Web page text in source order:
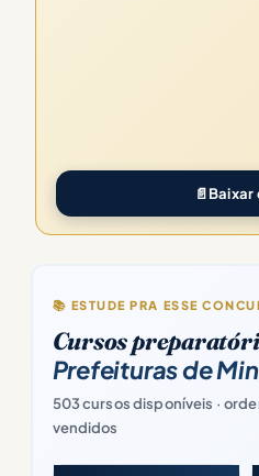
📄Baixar
📚 ESTUDE PRA ESSE
Cursos
Prefeituras de
503 cursos disponíveis ·
vendidos